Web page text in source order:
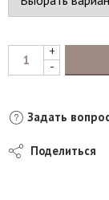
+
-
Задать
Поделиться